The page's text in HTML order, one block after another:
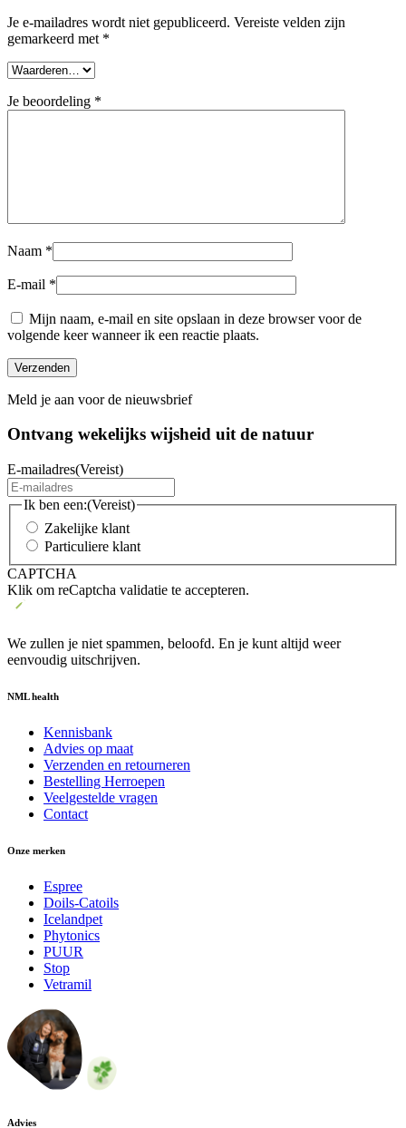
Je e-mailadres wordt niet gepubliceerd. Vereiste velden zijn
gemarkeerd met *
Je beoordeling *
Naam *
E-mail *
Mijn naam, e-mail en site opslaan in deze browser voor de
volgende keer wanneer ik een reactie plaats.
Meld je aan voor de nieuwsbrief
Ontvang wekelijks wijsheid uit de natuur
E-mailadres(Vereist)
Ik ben een:(Vereist)
Zakelijke klant
Particuliere klant
CAPTCHA
Klik om reCaptcha validatie te accepteren.
We zullen je niet spammen, beloofd. En je kunt altijd weer
eenvoudig uitschrijven.
NML health
Kennisbank
Advies op maat
Verzenden en retourneren
Bestelling Herroepen
Veelgestelde vragen
Contact
Onze merken
Espree
Doils-Catoils
Icelandpet
Phytonics
PUUR
Stop
Vetramil
Advies